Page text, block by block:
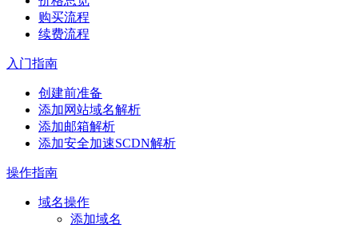
购买流程
续费流程
入门指南
创建前准备
添加网站域名解析
添加邮箱解析
添加安全加速SCDN解析
操作指南
域名操作
添加域名